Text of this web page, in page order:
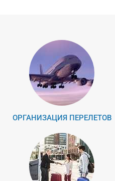
ОРГАНИЗАЦИЯ ПЕРЕЛЕТОВ